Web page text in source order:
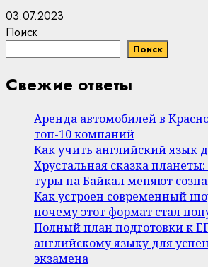
03.07.2023
Поиск
Поиск
Свежие ответы
Аренда автомобилей в
топ-10 компаний
Как учить английский язык
Хрустальная сказка
туры на Байкал меняют
Как устроен современный
почему этот формат стал
Полный план подготовки к
английскому языку для
экзамена